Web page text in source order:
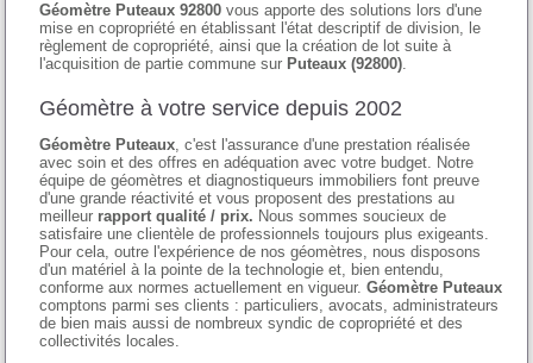
Géomètre Puteaux 92800 vous apporte des solutions lors d'une
mise en copropriété en établissant l'état descriptif de division, le
règlement de copropriété, ainsi que la création de lot suite à
l'acquisition de partie commune sur Puteaux (92800).
Géomètre à votre service depuis 2002
Géomètre Puteaux, c'est l'assurance d'une prestation réalisée
avec soin et des offres en adéquation avec votre budget. Notre
équipe de géomètres et diagnostiqueurs immobiliers font preuve
d'une grande réactivité et vous proposent des prestations au
meilleur rapport qualité / prix. Nous sommes soucieux de
satisfaire une clientèle de professionnels toujours plus exigeants.
Pour cela, outre l'expérience de nos géomètres, nous disposons
d'un matériel à la pointe de la technologie et, bien entendu,
conforme aux normes actuellement en vigueur.Géomètre Puteaux
comptons parmi ses clients : particuliers, avocats, administrateurs
de bien mais aussi de nombreux syndic de copropriété et des
collectivités locales.